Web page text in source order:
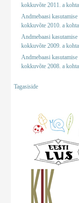
kokkuvõte 2011. a kohta
Andmebaasi kasutamise
kokkuvõte 2010. a kohta
Andmebaasi kasutamise
kokkuvõte 2009. a kohta
Andmebaasi kasutamise
kokkuvõte 2008. a kohta
Tagasiside